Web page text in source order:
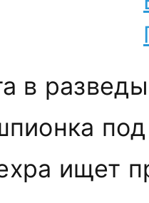
в
ищет